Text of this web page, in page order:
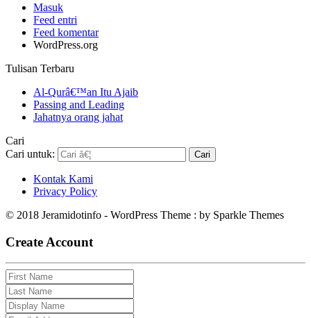
Masuk
Feed entri
Feed komentar
WordPress.org
Tulisan Terbaru
Al-Qurâ€™an Itu Ajaib
Passing and Leading
Jahatnya orang jahat
Cari
Cari untuk:
Kontak Kami
Privacy Policy
© 2018 Jeramidotinfo - WordPress Theme : by Sparkle Themes
Create Account